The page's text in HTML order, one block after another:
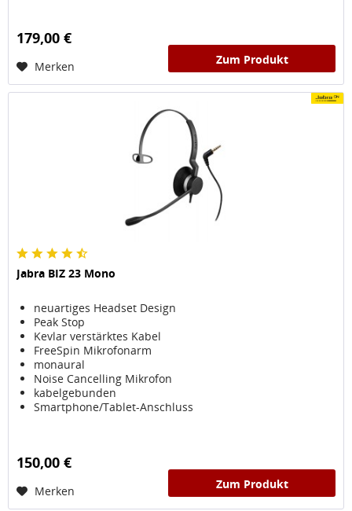
179,00 €
Merken Zum Produkt
Jabra BIZ 23 Mono
neuartiges Headset Design
Peak Stop
Kevlar verstärktes Kabel
FreeSpin Mikrofonarm
monaural
Noise Cancelling Mikrofon
kabelgebunden
Smartphone/Tablet-Anschluss
150,00 €
Merken Zum Produkt